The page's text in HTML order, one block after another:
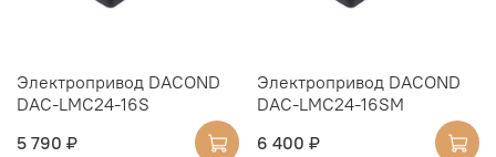
Электропривод DACOND
DAC-LMC24-16S
5 790 ₽
Электропривод DACOND
DAC-LMC24-16SM
6 400 ₽